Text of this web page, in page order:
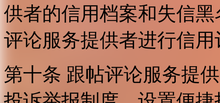
供者的信用档案和失信
评论服务提供者进行信用
第十条 跟帖评论服务提